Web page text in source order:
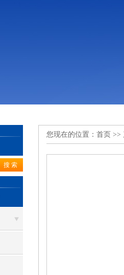
您现在的位置： 首页 >>